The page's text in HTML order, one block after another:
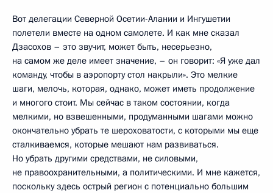
Вот делегации Северной Осетии-Алании и Ингушетии
полетели вместе на одном самолете. И как мне сказал
Дзасохов – это звучит, может быть, несерьезно,
на самом же деле имеет значение, – он говорит: «Я уже дал
команду, чтобы в аэропорту стол накрыли». Это мелкие
шаги, мелочь, которая, однако, может иметь продолжение
и многого стоит. Мы сейчас в таком состоянии, когда
мелкими, но взвешенными, продуманными шагами можно
окончательно убрать те шероховатости, с которыми мы еще
сталкиваемся, которые мешают нам развиваться.
Но убрать другими средствами, не силовыми,
не правоохранительными, а политическими. И мне кажется,
поскольку здесь острый регион с потенциально большим